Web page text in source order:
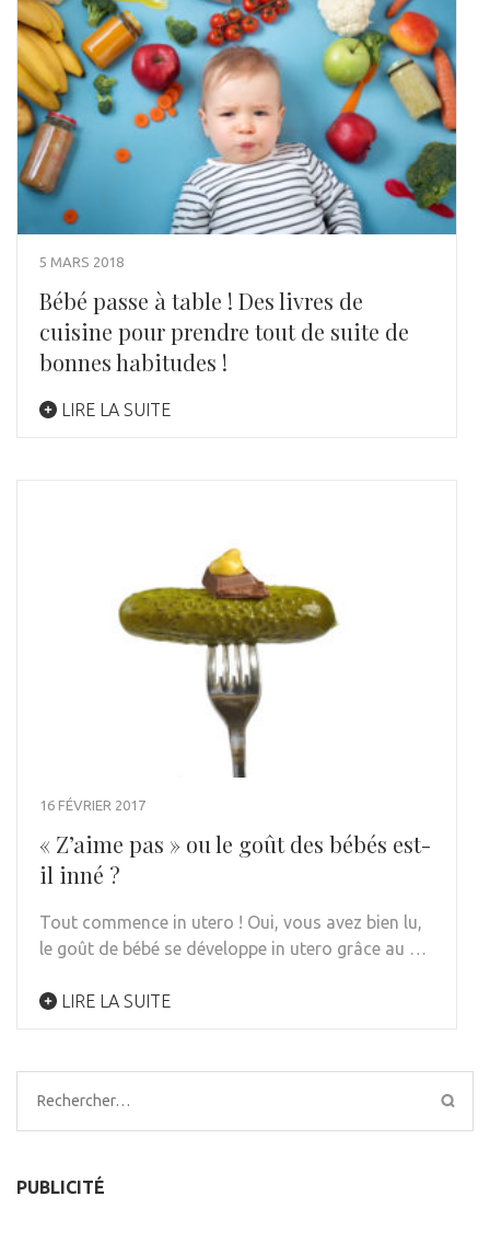
5 MARS 2018
Bébé passe à table ! Des livres de
cuisine pour prendre tout de suite de
bonnes habitudes !
LIRE LA SUITE
16 FÉVRIER 2017
« Z’aime pas » ou le goût des bébés est-
il inné ?
Tout commence in utero ! Oui, vous avez bien lu,
le goût de bébé se développe in utero grâce au …
LIRE LA SUITE
Rechercher :
PUBLICITÉ